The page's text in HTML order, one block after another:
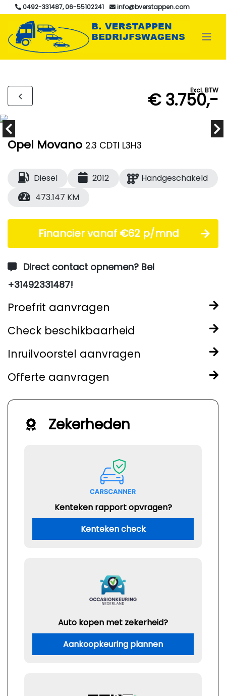
0492-331487, 06-55102241 info@bverstappen.com
Excl. BTW
€ 3.750,-
Opel Movano 2.3 CDTI L3H3
Diesel 2012
Handgeschakeld
473.147 KM
Financier vanaf €62 p/mnd
Direct contact opnemen? Bel
+31492331487!
Proefrit aanvragen
Check beschikbaarheid
Inruilvoorstel aanvragen
Offerte aanvragen
Zekerheden
Kenteken rapport opvragen?
Kenteken check
Auto kopen met zekerheid?
Aankoopkeuring plannen